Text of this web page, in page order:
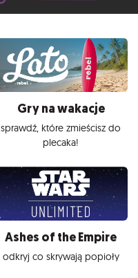
Gry na wakacje
sprawdź, które zmieścisz do
plecaka!
Ashes of the Empire
odkryj co skrywają popioły